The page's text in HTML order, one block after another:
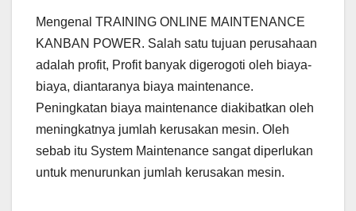
Mengenal TRAINING ONLINE MAINTENANCE
KANBAN POWER. Salah satu tujuan perusahaan
adalah profit, Profit banyak digerogoti oleh biaya-
biaya, diantaranya biaya maintenance.
Peningkatan biaya maintenance diakibatkan oleh
meningkatnya jumlah kerusakan mesin. Oleh
sebab itu System Maintenance sangat diperlukan
untuk menurunkan jumlah kerusakan mesin.